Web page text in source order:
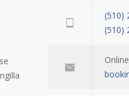
(510)
(510)